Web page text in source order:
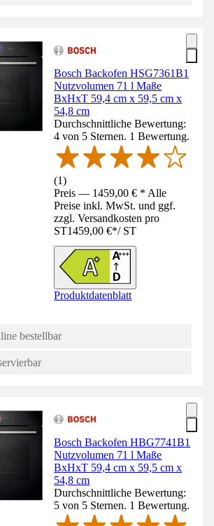
Bosch Backofen HSG7361B1
Nutzvolumen 71 l Maße
BxHxT 59,4 cm x 59,5 cm x
54,8 cm
Durchschnittliche Bewertung:
4 von 5 Sternen. 1 Bewertung.
(1)
Preis — 1459,00 € * Alle
Preise inkl. MwSt. und ggf.
zzgl. Versandkosten pro
ST1459,00 €*/ ST
Produktdatenblatt
bestellbar
Bosch Backofen HBG7741B1
Nutzvolumen 71 l Maße
BxHxT 59,4 cm x 59,5 cm x
54,8 cm
Durchschnittliche Bewertung:
5 von 5 Sternen. 1 Bewertung.